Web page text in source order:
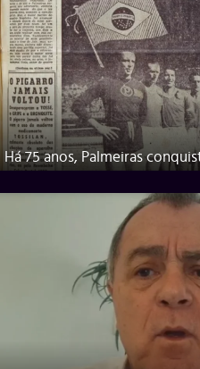
Há 75 anos, Palmeiras